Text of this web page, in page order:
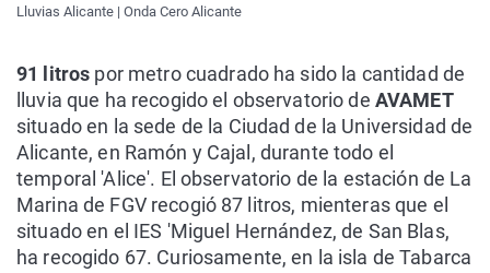
Lluvias Alicante | Onda Cero Alicante
91 litros por metro cuadrado ha sido la cantidad de
lluvia que ha recogido el observatorio de AVAMET
situado en la sede de la Ciudad de la Universidad de
Alicante, en Ramón y Cajal, durante todo el
temporal 'Alice'. El observatorio de la estación de La
Marina de FGV recogió 87 litros, mienteras que el
situado en el IES 'Miguel Hernández, de San Blas,
ha recogido 67. Curiosamente, en la isla de Tabarca